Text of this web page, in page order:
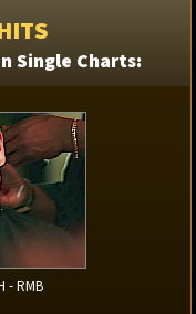
Single Charts:
- RMB